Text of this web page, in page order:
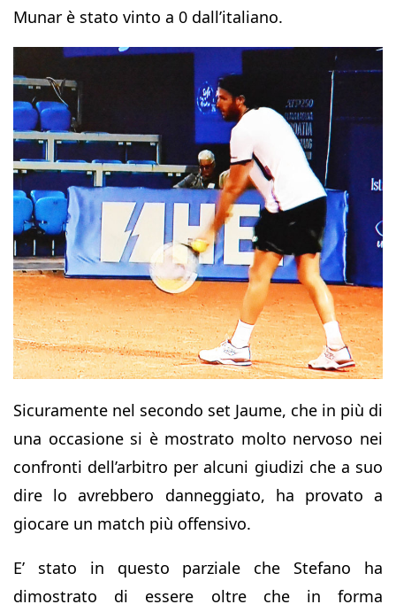
Munar è stato vinto a 0 dall’italiano.
Sicuramente nel secondo set Jaume, che in più di
una occasione si è mostrato molto nervoso nei
confronti dell’arbitro per alcuni giudizi che a suo
dire lo avrebbero danneggiato, ha provato a
giocare un match più offensivo.
E’ stato in questo parziale che Stefano ha
dimostrato di essere oltre che in forma